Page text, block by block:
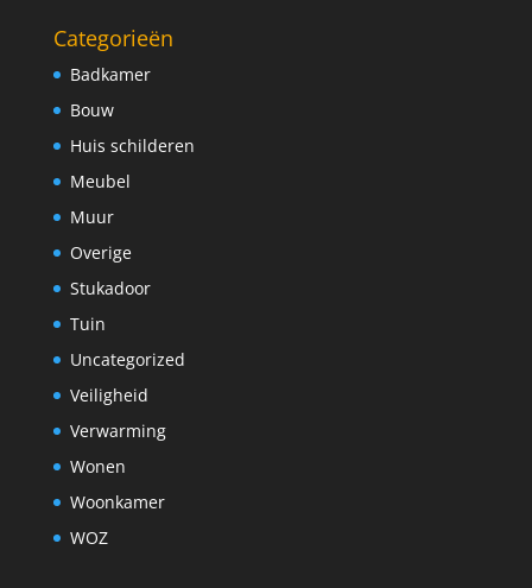
Categorieën
Badkamer
Bouw
Huis schilderen
Meubel
Muur
Overige
Stukadoor
Tuin
Uncategorized
Veiligheid
Verwarming
Wonen
Woonkamer
WOZ